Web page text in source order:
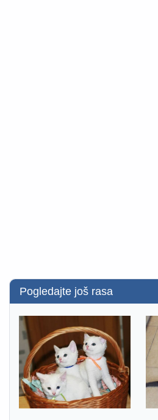
Pogledajte još rasa